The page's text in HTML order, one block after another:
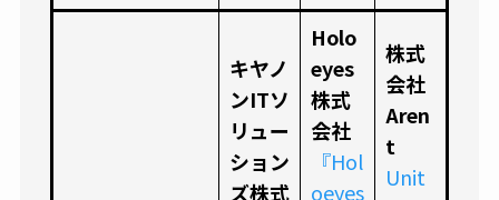
キヤノ
ンITソ
リュー
ション
ズ株式
Holo
eyes
株式
会社
『Hol
oeyes
株式
会社
Aren
t
Unit